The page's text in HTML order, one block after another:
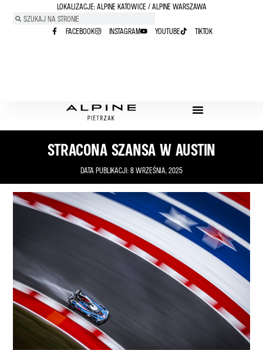
LOKALIZACJE: ALPINE KATOWICE / ALPINE WARSZAWA
FACEBOOK INSTAGRAM YOUTUBE TIKTOK
STRACONA SZANSA W AUSTIN
DATA PUBLIKACJI:8 WRZEŚNIA, 2025